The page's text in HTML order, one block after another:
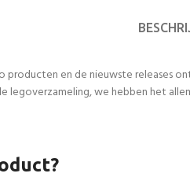
producten en de nieuwste releases
we hebben het